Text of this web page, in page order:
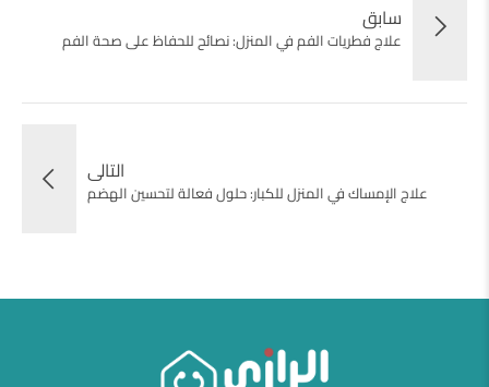
سابق
علاج فطريات الفم في المنزل: نصائح للحفاظ على صحة الفم
التالى
علاج الإمساك في المنزل للكبار: حلول فعالة لتحسين الهضم